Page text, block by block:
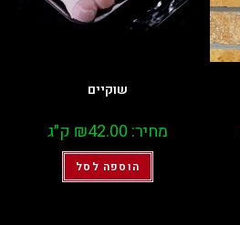
שוקיים
מחיר: ₪42.00 ק״ג
הוספה לסל